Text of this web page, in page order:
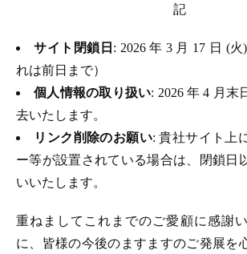
記
サイト閉鎖日 : 2026 年 3 月 17 日 (
れは前日まで）
個人情報の取り扱い: 2026 年 4 月末
去いたします。
リンク削除のお願い: 貴社サイト上
ー等が設置されている場合は、閉鎖日
いいたします。
重ねましてこれまでのご愛顧に感謝
に、皆様の今後のますますのご発展を